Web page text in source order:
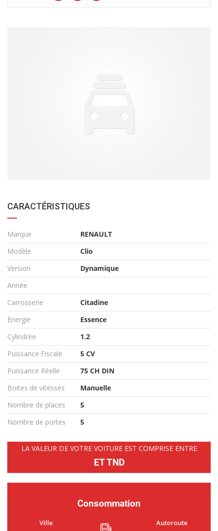
CARACTÉRISTIQUES
Marque
RENAULT
Modèle
Clio
Version
Dynamique
Année
Carrosserie
Citadine
Energie
Essence
Cylindrée
1.2
Puissance Fiscale
5 CV
Puissance Réelle
75 CH DIN
Boites de vitesses
Manuelle
Nombre de places
5
Nombre de portes
5
LA VALEUR DE VOTRE VOITURE EST COMPRISE ENTRE
ET TND
Consommation
Ville Autoroute